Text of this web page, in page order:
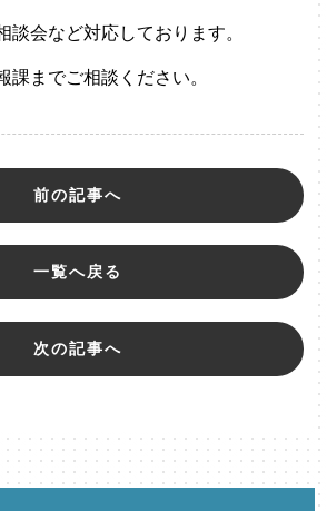
談会など対応しております。
課までご相談ください。
前の記事へ
一覧へ戻る
次の記事へ